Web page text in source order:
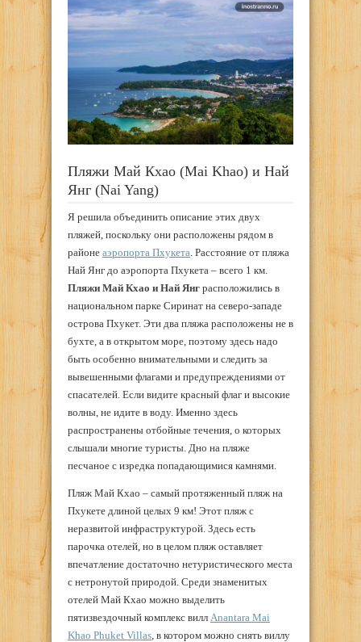
Пляжи Май Кхао (Mai Khao) и Най
Янг (Nai Yang)
Я решила объединить описание этих двух
пляжей, поскольку они расположены рядом в
районе аэропорта Пхукета . Расстояние от пляжа
Най Янг до аэропорта Пхукета – всего 1 км.
Пляжи Май Кхао и Най Янг расположились в
национальном парке Сиринат на северо-западе
острова Пхукет. Эти два пляжа расположены не в
бухте, а в открытом море, поэтому здесь надо
быть особенно внимательными и следить за
вывешенными флагами и предупреждениями от
спасателей. Если видите красный флаг и высокие
волны, не идите в воду. Именно здесь
распространены отбойные течения, о которых
слышали многие туристы. Дно на пляже
песчаное с изредка попадающимися камнями.
Пляж Май Кхао – самый протяженный пляж на
Пхукете длиной целых 9 км! Этот пляж с
неразвитой инфраструктурой. Здесь есть
парочка отелей, но в целом пляж оставляет
впечатление достаточно нетуристического места
с нетронутой природой. Среди знаменитых
отелей Май Кхао можно выделить
пятизвездочный комплекс вилл Anantara Mai
Khao Phuket Villas, в котором можно снять виллу